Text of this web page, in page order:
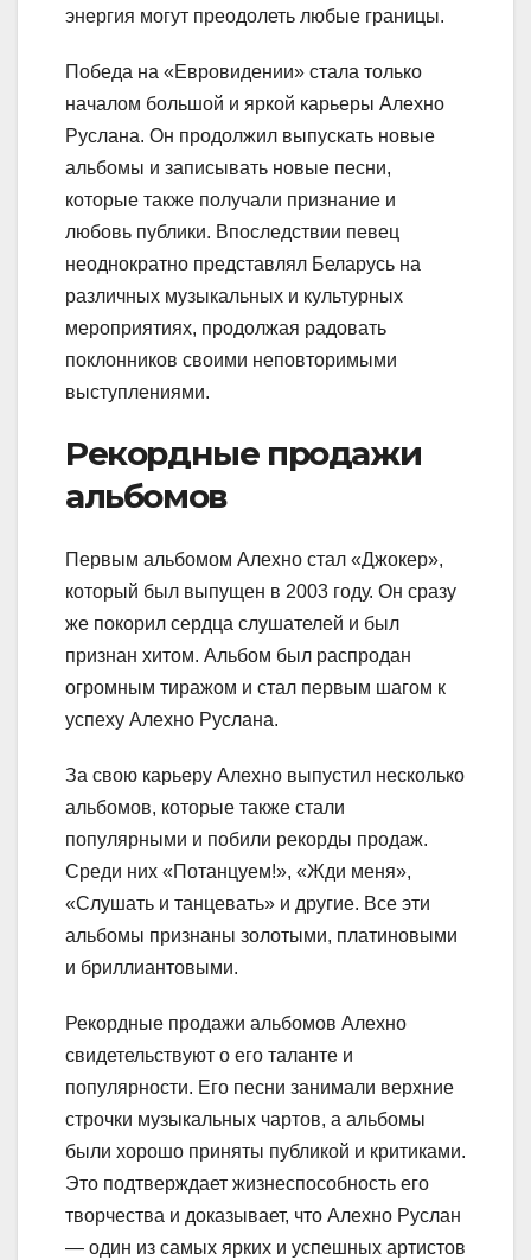
энергия могут преодолеть любые границы.
Победа на «Евровидении» стала только
началом большой и яркой карьеры Алехно
Руслана. Он продолжил выпускать новые
альбомы и записывать новые песни,
которые также получали признание и
любовь публики. Впоследствии певец
неоднократно представлял Беларусь на
различных музыкальных и культурных
мероприятиях, продолжая радовать
поклонников своими неповторимыми
выступлениями.
Рекордные продажи
альбомов
Первым альбомом Алехно стал «Джокер»,
который был выпущен в 2003 году. Он сразу
же покорил сердца слушателей и был
признан хитом. Альбом был распродан
огромным тиражом и стал первым шагом к
успеху Алехно Руслана.
За свою карьеру Алехно выпустил несколько
альбомов, которые также стали
популярными и побили рекорды продаж.
Среди них «Потанцуем!», «Жди меня»,
«Слушать и танцевать» и другие. Все эти
альбомы признаны золотыми, платиновыми
и бриллиантовыми.
Рекордные продажи альбомов Алехно
свидетельствуют о его таланте и
популярности. Его песни занимали верхние
строчки музыкальных чартов, а альбомы
были хорошо приняты публикой и критиками.
Это подтверждает жизнеспособность его
творчества и доказывает, что Алехно Руслан
— один из самых ярких и успешных артистов